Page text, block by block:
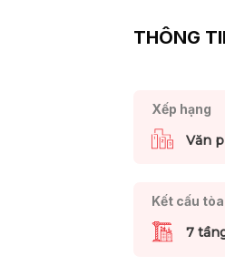
THÔNG
Xếp hạng
Văn
Kết cấu
7